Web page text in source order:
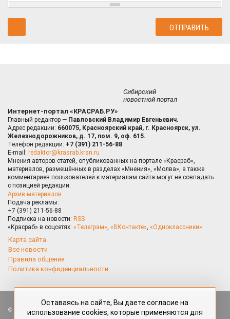
Сибирский
новостной портал
Интернет-портал «КРАСРАБ.РУ»
Главный редактор — Павловский Владимир Евгеньевич.
Адрес редакции: 660075, Красноярский край, г. Красноярск, ул.
Железнодорожников, д. 17, пом. 9, оф. 615.
Телефон редакции: +7 (391) 211-56-88
E-mail: redaktor@krasrab.krsn.ru
Мнения авторов статей, опубликованных на портале «Красраб»,
материалов, размещённых в разделах «Мнения», «Молва», а также
комментариев пользователей к материалам сайта могут не совпадать
с позицией редакции.
Архив материалов
Подача рекламы:
+7 (391) 211-56-88
Подписка на новости: RSS
«Красраб» в соцсетях: «Телеграм», «ВКонтакте», «Одноклассники»
Карта сайта
Все новости
Правила общения
Политика конфиденциальности
Все права защищены. Любые материалы, размещённые на портале
Оставаясь на сайте, Вы даете согласие на
использование cookies, которые применяются для